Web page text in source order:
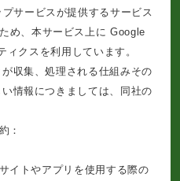
サービスが提供するサービス
め、本サービス上に Google
クスを利用しています。
収集、処理される仕組みその
情報につきましては、同社の
：
イトやアプリを使用する際の